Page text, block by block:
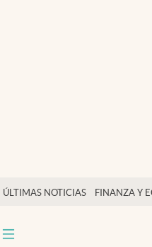
ÚLTIMAS NOTICIAS FINANZA Y
Dólar y mercados